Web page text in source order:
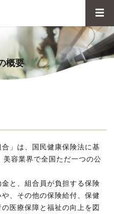
概要
」は、国民健康保険法に基
容業界で全国ただ一つの公
と、組合員が負担する保険
、その他の保険給付、保健
医療保障と福祉の向上を図